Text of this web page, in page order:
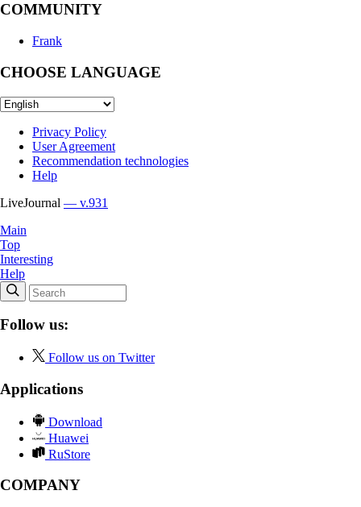
COMMUNITY
Frank
CHOOSE LANGUAGE
Privacy Policy
User Agreement
Recommendation technologies
Help
LiveJournal — v.931
Main
Top
Interesting
Help
Follow us:
Follow us on Twitter
Applications
Download
Huawei
RuStore
COMPANY